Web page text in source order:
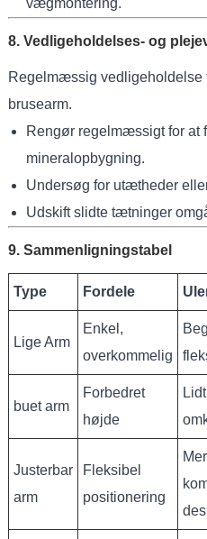
vægmontering.
8. Vedligeholdelses- og
Regelmæssig
brusearm.
Rengør regelmæssigt for at
mineralopbygning.
Undersøg for utætheder
Udskift slidte tætninger
9. Sammenligningstabel
Type Fordele
Lige Arm
Enkel,
overkommelig
buet arm
Forbedret
højde
Justerbar
arm
Fleksibel
positionering